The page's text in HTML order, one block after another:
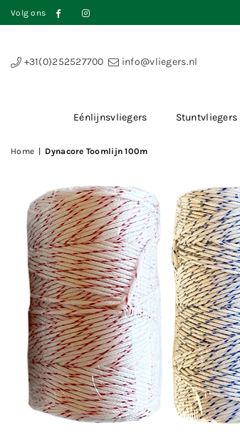
Volg ons Facebook
+31(0)252527700 info@vliegers.nl
Eénlijnsvliegers Stuntvliegers
Home Dynacore Toomlijn 100m